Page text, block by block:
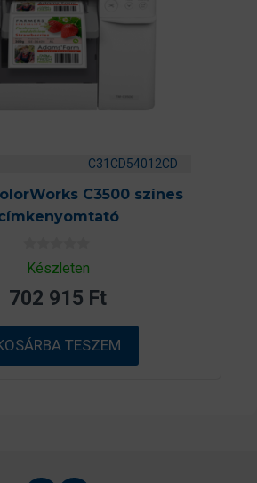
C31CD54012CD
C3500 színes
0
a
5
b
ő
l
Készleten
702 915 Ft
TESZEM